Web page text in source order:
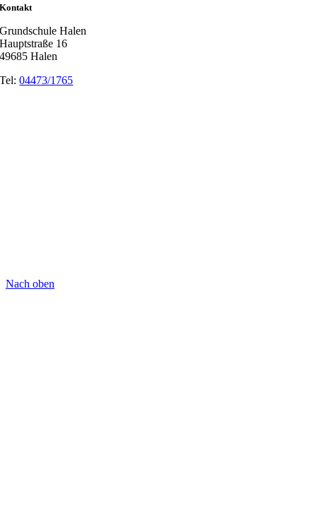
Kontakt
Grundschule Halen
Hauptstraße 16
49685 Halen
Tel:04473/1765
Nach oben